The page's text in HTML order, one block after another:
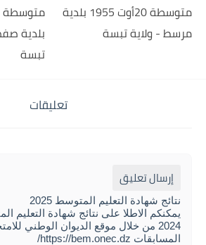
متوسطة 20أوت 1955 بلدية
مرسط - ولاية تبسة
بلدية
تبسة
تعليقات
إرسال تعليق
نتائج شهادة التعليم المتوسط 2025
يمكنكم الاطلا على نتائج شهادة التعليم
2024 من خلال موقع الديوان الوطني
المسابقات https://bem.onec.dz/